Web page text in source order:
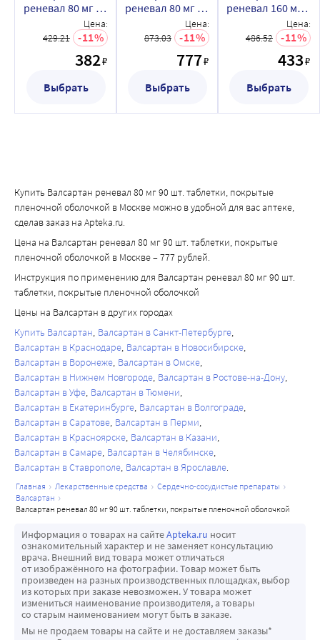
ингибиторами АПФ (например, каптоприл, эналаприл,
периндоприл)
или бета-адреноблокаторами (например, метопролол,
бисопролол, небиволол);
нарушениями функции печени;
• если Вы страдаете диабетическим поражением почек
Дети и подростки
Следует с осторожностью принимать препарат
Валсартан Реневал детям в возрасте
от 6 до 18 лет с нарушением функции почек, в том числе
проходящим процедуру очищения крови с помощью
аппарата «искусственная почка» (гемодиализ), имеющим
нарушения функции печени.
Препарат Валсартан Реневал содержит краситель
пунцовый [Понсо 4R] (Е124)
Краситель пунцовый [Понсо 4R] (Е124) может вызывать
аллергические реакции.
Управление транспортными средствами и работа с
механизмами
Поскольку на фоне терапии препаратом возможно
развитие таких нежелательных явлений как
головокружение или обморок, Вам следует соблюдать
осторожность при управлении транспортными
средствами и занятии потенциально опасными видами
деятельности.
Если у Вас возникают какие-либо нежелательные
реакции, проконсультируйтесь
с врачом, работником аптеки или медицинской сестрой.
К ним также относятся любые нежелательные реакции,
сообщить
о нежелательных реакциях напрямую (см. ниже).
реневал 80 мг 30
шт. таблетки,
покрытые
пленочной
оболочкой
Цена:
429.21
11
382₽
Выбрать
реневал 80 мг 90
шт. таблетки,
покрытые
пленочной
оболочкой
Цена:
873.03
11
777₽
Выбрать
реневал 160 мг
30 шт. таблетки,
покрытые
пленочной
оболочкой
Цена:
486.52
11
433₽
Выбрать
Купить Валсартан реневал 80 мг 90 шт. таблетки, покрытые
пленочной оболочкой в Москве можно в удобной для вас аптеке,
сделав заказ на Apteka.ru.
Цена на Валсартан реневал 80 мг 90 шт. таблетки, покрытые
пленочной оболочкой в Москве – 777 рублей.
Инструкция по применению для Валсартан реневал 80 мг 90 шт.
таблетки, покрытые пленочной оболочкой
Цены на Валсартан в других городах
Купить Валсартан Валсартан в Санкт-Петербурге
Валсартан в Краснодаре Валсартан в Новосибирске
Валсартан в Воронеже Валсартан в Омске
Валсартан в Нижнем Новгороде Валсартан в Ростове-на-Дону
Валсартан в Уфе Валсартан в Тюмени
Валсартан в Екатеринбурге Валсартан в Волгограде
Валсартан в Саратове Валсартан в Перми
Валсартан в Красноярске Валсартан в Казани
Валсартан в Самаре Валсартан в Челябинске
Валсартан в Ставрополе Валсартан в Ярославле
главная лекарственные средства
сердечно-сосудистые препараты
валсартан
валсартан реневал 80 мг 90 шт. таблетки, покрытые пленочной оболочкой
Информация о товарах на сайтеApteka.ru носит
ознакомительный характер и не заменяет консультацию
врача. Внешний вид товара может отличаться
от изображённого на фотографии. Товар может быть
произведен на разных производственных площадках, выбор
из которых при заказе невозможен. У товара может
измениться наименование производителя, а товары
со старым наименованием могут быть в заказе.
Мы не продаем товары на сайте и не доставляем заказы*